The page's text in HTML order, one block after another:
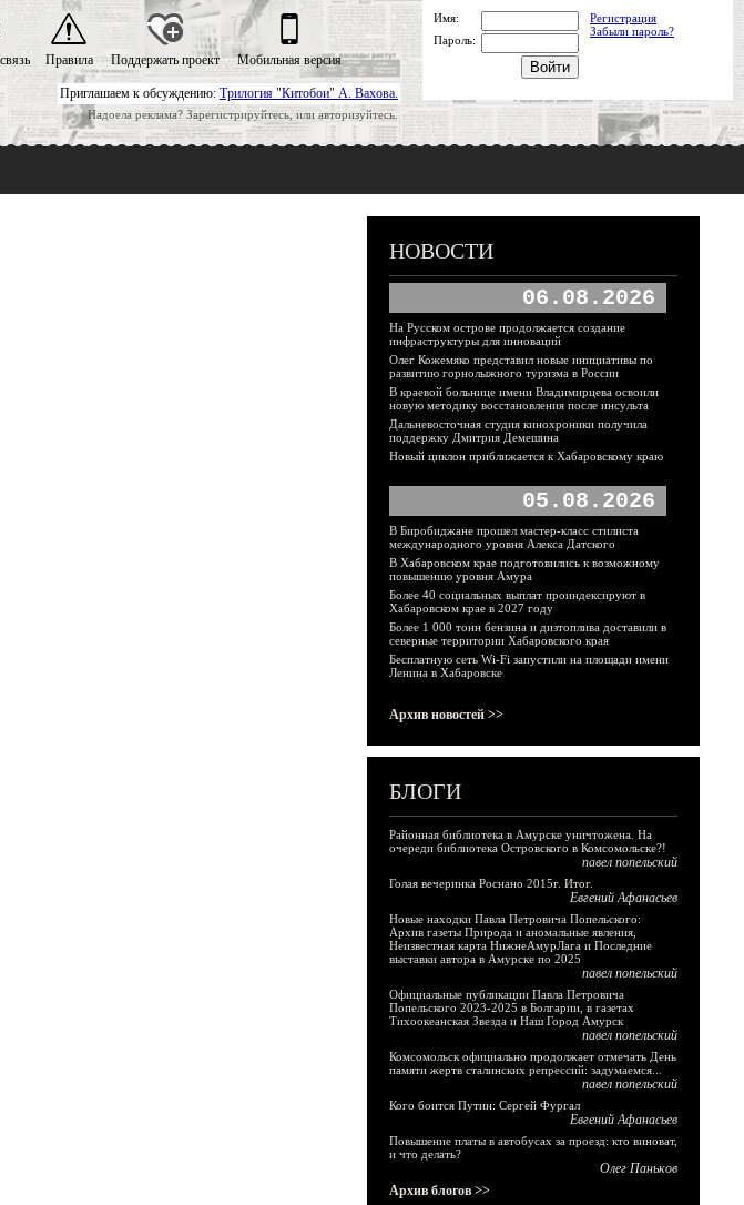
Приглашаем к обсуждению: Трилогия "Китобои" А. Вахова.
Надоела реклама? Зарегистрируйтесь, или авторизуйтесь.
Правила Поддержать проект Мобильная версия
Имя:
Регистрация
Забыли пароль?
Пароль:
НОВОСТИ
06.08.2026
На Русском острове продолжается создание
инфраструктуры для инноваций
Олег Кожемяко представил новые инициативы по
развитию горнолыжного туризма в России
В краевой больнице имени Владимирцева освоили
новую методику восстановления после инсульта
Дальневосточная студия кинохроники получила
поддержку Дмитрия Демешина
Новый циклон приближается к Хабаровскому краю
05.08.2026
В Биробиджане прошел мастер-класс стилиста
международного уровня Алекса Датского
В Хабаровском крае подготовились к возможному
повышению уровня Амура
Более 40 социальных выплат проиндексируют в
Хабаровском крае в 2027 году
Более 1 000 тонн бензина и дизтоплива доставили в
северные территории Хабаровского края
Бесплатную сеть Wi-Fi запустили на площади имени
Ленина в Хабаровске
Архив новостей >>
БЛОГИ
Районная библиотека в Амурске уничтожена. На
очереди библиотека Островского в Комсомольске?!
павел попельский
Голая вечеринка Роснано 2015г. Итог.
Евгений Афанасьев
Новые находки Павла Петровича Попельского:
Архив газеты Природа и аномальные явления,
Неизвестная карта НижнеАмурЛага и Последние
выставки автора в Амурске по 2025
павел попельский
Официальные публикации Павла Петровича
Попельского 2023-2025 в Болгарии, в газетах
Тихоокеанская Звезда и Наш Город Амурск
павел попельский
Комсомольск официально продолжает отмечать День
памяти жертв сталинских репрессий: задумаемся...
павел попельский
Кого боится Путин: Сергей Фургал
Евгений Афанасьев
Повышение платы в автобусах за проезд: кто виноват,
и что делать?
Олег Паньков
Архив блогов >>